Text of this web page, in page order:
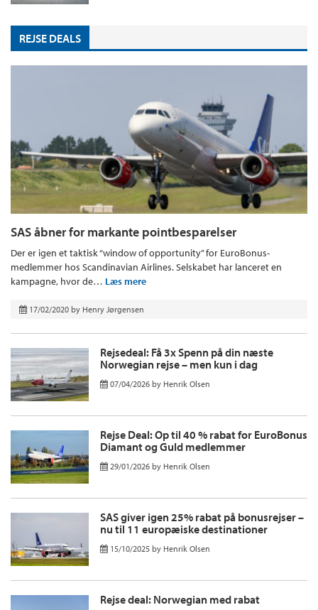
REJSE DEALS
SAS åbner for markante pointbesparelser
Der er igen et taktisk “window of opportunity” for EuroBonus-
medlemmer hos Scandinavian Airlines. Selskabet har lanceret en
kampagne, hvor de… Læs mere
17/02/2020 by Henry Jørgensen
Rejsedeal: Få 3x Spenn på din næste
Norwegian rejse – men kun i dag
07/04/2026 by Henrik Olsen
Rejse Deal: Op til 40 % rabat for EuroBonus
Diamant og Guld medlemmer
29/01/2026 by Henrik Olsen
SAS giver igen 25% rabat på bonusrejser –
nu til 11 europæiske destinationer
15/10/2025 by Henrik Olsen
Rejse deal: Norwegian med rabat